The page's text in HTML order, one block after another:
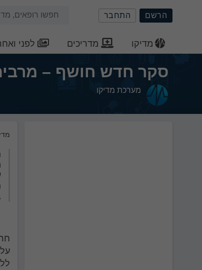
הָאֲתָר.
הרשם התחבר
חיפוש
מדיקו מדריכים לפני
סקר חדש חושף – מרבית
מערכת מדיקו